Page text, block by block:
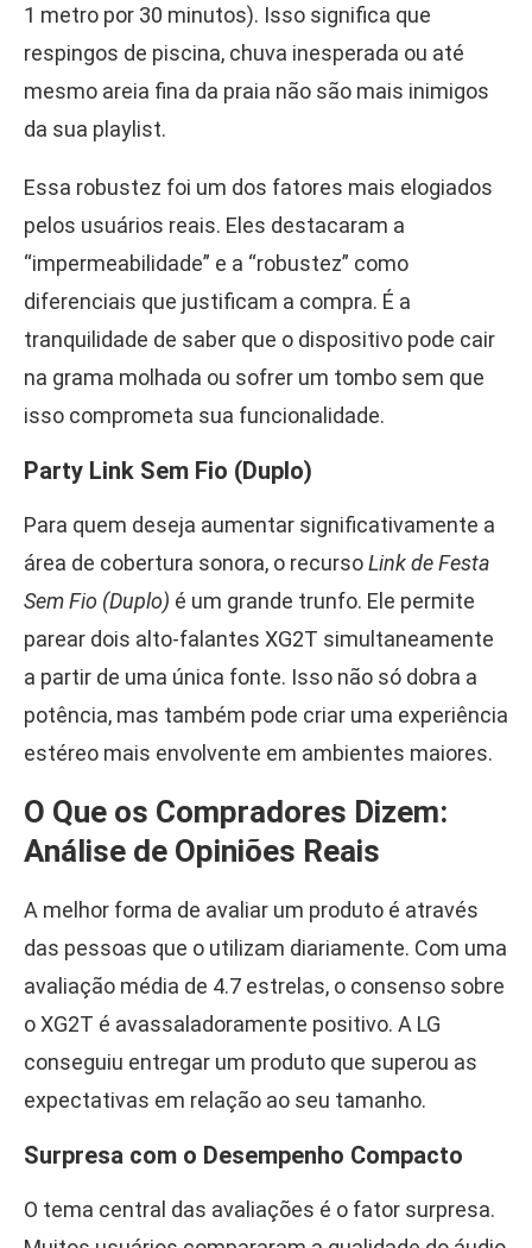
1 metro por 30 minutos). Isso significa que
respingos de piscina, chuva inesperada ou até
mesmo areia fina da praia não são mais inimigos
da sua playlist.
Essa robustez foi um dos fatores mais elogiados
pelos usuários reais. Eles destacaram a
“impermeabilidade” e a “robustez” como
diferenciais que justificam a compra. É a
tranquilidade de saber que o dispositivo pode cair
na grama molhada ou sofrer um tombo sem que
isso comprometa sua funcionalidade.
Party Link Sem Fio (Duplo)
Para quem deseja aumentar significativamente a
área de cobertura sonora, o recursoLink de Festa
Sem Fio (Duplo) é um grande trunfo. Ele permite
parear dois alto-falantes XG2T simultaneamente
a partir de uma única fonte. Isso não só dobra a
potência, mas também pode criar uma experiência
estéreo mais envolvente em ambientes maiores.
O Que os Compradores Dizem:
Análise de Opiniões Reais
A melhor forma de avaliar um produto é através
das pessoas que o utilizam diariamente. Com uma
avaliação média de 4.7 estrelas, o consenso sobre
o XG2T é avassaladoramente positivo. A LG
conseguiu entregar um produto que superou as
expectativas em relação ao seu tamanho.
Surpresa com o Desempenho Compacto
O tema central das avaliações é o fator surpresa.